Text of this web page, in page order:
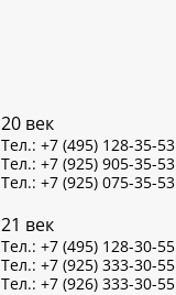
20 век
Тел.: +7 (495) 128-35-53
Тел.: +7 (925) 905-35-53
Тел.: +7 (925) 075-35-53
21 век
Тел.: +7 (495) 128-30-55
Тел.: +7 (925) 333-30-55
Тел.: +7 (926) 333-30-55